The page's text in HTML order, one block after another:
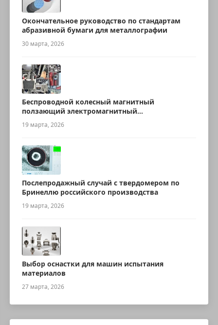
Окончательное руководство по стандартам
абразивной бумаги для металлографии
30 марта, 2026
Беспроводной колесный магнитный
ползающий электромагнитный
ультразвуковой робот для измерения
толщины
19 марта, 2026
Послепродажный случай с твердомером по
Бринеллю российского производства
19 марта, 2026
Выбор оснастки для машин испытания
материалов
27 марта, 2026